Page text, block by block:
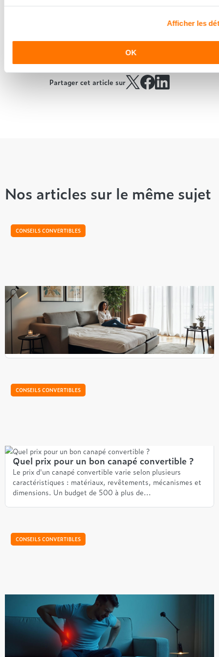
Afficher les
OK
Partager cet article sur
Nos articles sur le même sujet
CONSEILS CONVERTIBLES
Un canapé convertible dans une pièce humide
: risques et conseils
Installer un canapé convertible dans une pièce humide,
c'est prendre le risque d'exposer des composants naturels
ou sensibles à un taux d'humidité susceptible d'y...
CONSEILS CONVERTIBLES
Quel prix pour un bon canapé convertible ?
Le prix d'un canapé convertible varie selon plusieurs
caractéristiques : matériaux, revêtements, mécanismes et
dimensions. Un budget de 500 à plus de...
CONSEILS CONVERTIBLES
Canapés convertibles et ergonomie :
l'importance du soutien du dos
Les canapés convertibles ergonomiques, confortables et
fonctionnels, sont des meubles design qui permettent de
gagner de la place dans une pièce au quotidien. En